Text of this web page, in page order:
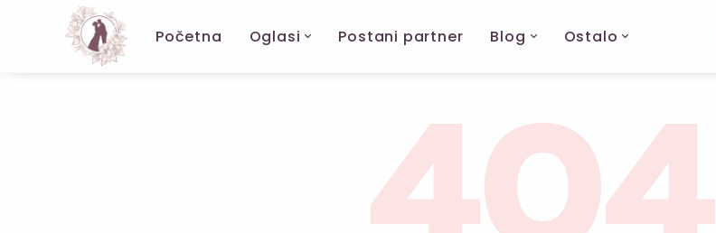
Početna Oglasi Postani partner Blog Ostalo